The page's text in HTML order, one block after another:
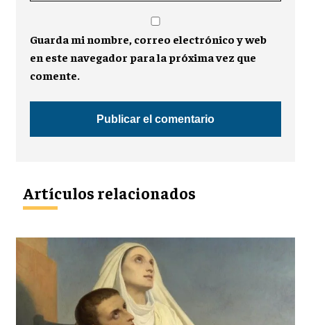
Guarda mi nombre, correo electrónico y web
en este navegador para la próxima vez que
comente.
Artículos relacionados